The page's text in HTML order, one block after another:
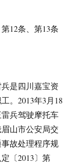
12条、第13条
是四川嘉宝资
。2013年3月18
兵驾驶摩托车
山市公安局交
故处理程序规
〔2013〕第